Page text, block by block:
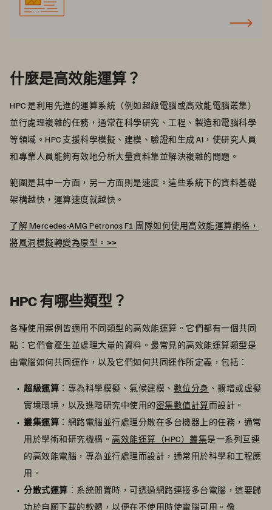
什麼是高效能運算？
HPC 是利用先進的運算系統（例如超級電腦或高效能電腦叢集）
並行處理複雜的任務，通常在科學研究、工程、製造和電腦科學
等領域。HPC 支援科學模擬、建模、驗證和生成 AI，使研究人員
和專業人員能夠有效地分析大量資料集並解決複雜的問題。
範圍是其中一方面，另一方面則是速度。這些系統下的資料基礎
架構越快，運算速度就越快。
了解 Mercedes-AMG Petronas F1 團隊如何使用高效能運算網格，
將風洞模擬轉變為原型。>>
HPC 有哪些類型？
各種使用案例皆適用不同類型的高效能運算。它們都有一個共同
點：它們會產生並處理大量的資料。最常見的高效能運算類型是
由電腦如何共同運作，以及它們如何共同運作所定義，包括：
超級運算 ：專為科學模擬、氣候建模、 數位分身 、擴增或虛擬
實境環境，以及進階研究中使用的密集數值計算而設計。
叢集運算 ：網路電腦並行處理分散在多台機器上的任務，通常
用於學術和研究機構。 高效能運算（HPC）叢集是一系列互連
的高效能電腦，專為並行處理而設計，通常用於科學和工程應
用。
分散式運算 ：系統閒置時，可透過網路連接多台電腦，這要歸
功於自願下載的軟體，以便在不使用時使電腦可用。像